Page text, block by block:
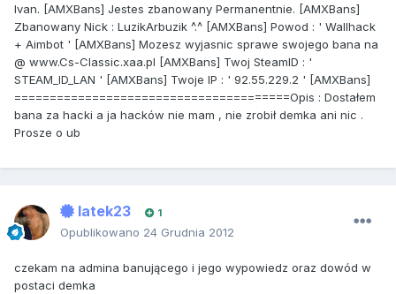
Ivan. [AMXBans] Jestes zbanowany Permanentnie. [AMXBans]
Zbanowany Nick : LuzikArbuzik ^.^ [AMXBans] Powod : ' Wallhack
+ Aimbot ' [AMXBans] Mozesz wyjasnic sprawe swojego bana na
@ www.Cs-Classic.xaa.pl [AMXBans] Twoj SteamID : '
STEAM_ID_LAN ' [AMXBans] Twoje IP : ' 92.55.229.2 ' [AMXBans]
=======================================Opis : Dostałem
bana za hacki a ja hacków nie mam , nie zrobił demka ani nic .
Prosze o ub
latek23 1
Opublikowano 24 Grudnia 2012
czekam na admina banującego i jego wypowiedz oraz dowód w
postaci demka